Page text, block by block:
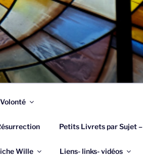
Petits Livrets par Sujet –
Wille Liens- links- vidéos